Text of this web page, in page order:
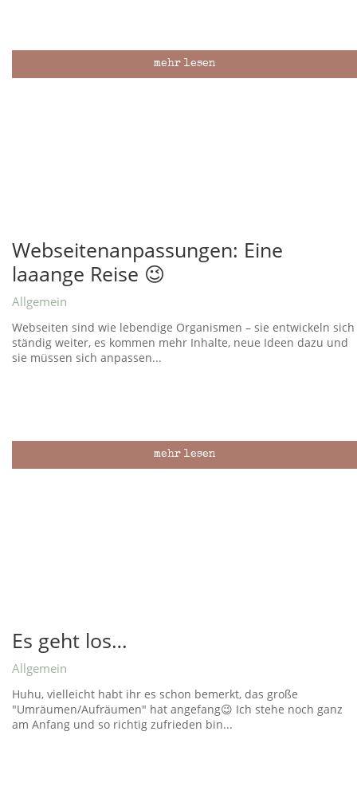
mehr lesen
Webseitenanpassungen: Eine
laaange Reise 😉
Allgemein
Webseiten sind wie lebendige Organismen – sie entwickeln sich
ständig weiter, es kommen mehr Inhalte, neue Ideen dazu und
sie müssen sich anpassen...
mehr lesen
Es geht los…
Allgemein
Huhu, vielleicht habt ihr es schon bemerkt, das große
"Umräumen/Aufräumen" hat angefang😉 Ich stehe noch ganz
am Anfang und so richtig zufrieden bin...